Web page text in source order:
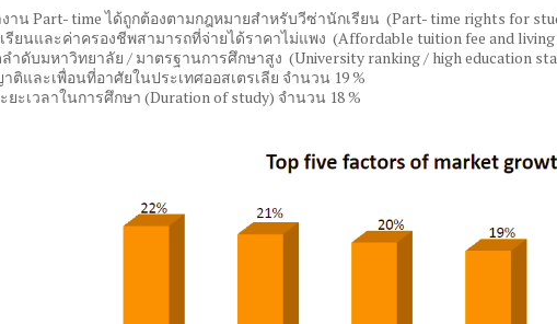
งาน Part- time ได้ถูกต้องตามกฎหมายสำหรับวีซ่านักเรียน (Part- time rights for
รียนและค่าครองชีพสามารถที่จ่ายได้ราคาไม่แพง (Affordable tuition fee and living
ลำดับมหาวิทยาลัย / มาตรฐานการศึกษาสูง (University ranking / high education
าติและเพื่อนที่อาศัยในประเทศออสเตรเลีย จำนวน 19 %
ะยะเวลาในการศึกษา (Duration of study) จำนวน 18 %